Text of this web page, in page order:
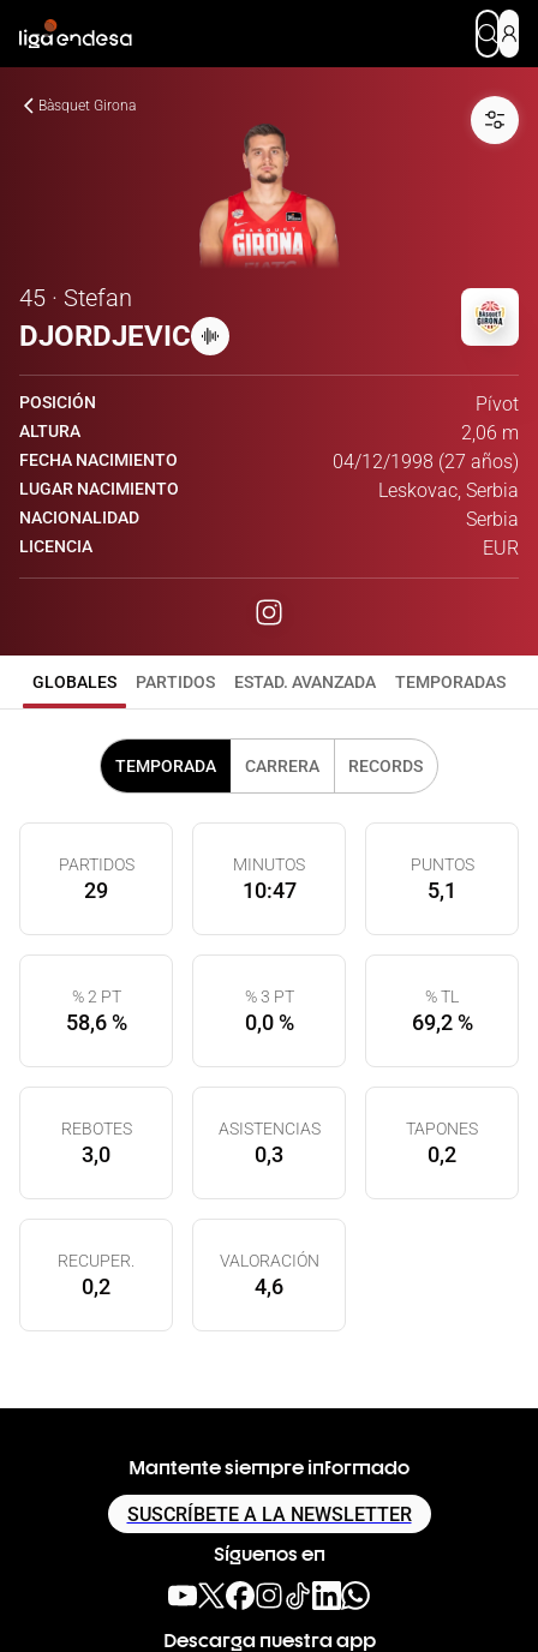
Bàsquet Girona
45 · Stefan
DJORDJEVIC
POSICIÓN Pívot
ALTURA 2,06 m
FECHA NACIMIENTO 04/12/1998 (27 años)
LUGAR NACIMIENTO Leskovac, Serbia
NACIONALIDAD Serbia
LICENCIA EUR
GLOBALES PARTIDOS ESTAD. AVANZADA TEMPORADAS
TEMPORADA CARRERA RECORDS
PARTIDOS
29
MINUTOS
10:47
PUNTOS
5,1
% 2 PT
58,6 %
% 3 PT
0,0 %
% TL
69,2 %
REBOTES
3,0
ASISTENCIAS
0,3
TAPONES
0,2
RECUPER.
0,2
VALORACIÓN
4,6
Mantente siempre informado
SUSCRÍBETE A LA NEWSLETTER
Síguenos en
Descarga nuestra app